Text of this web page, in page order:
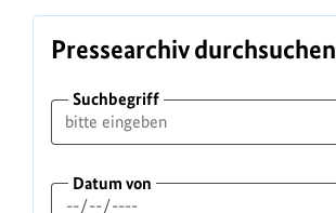
Sicherheit
Pressearchiv durchsuchen
Suchbegriff
Datum von